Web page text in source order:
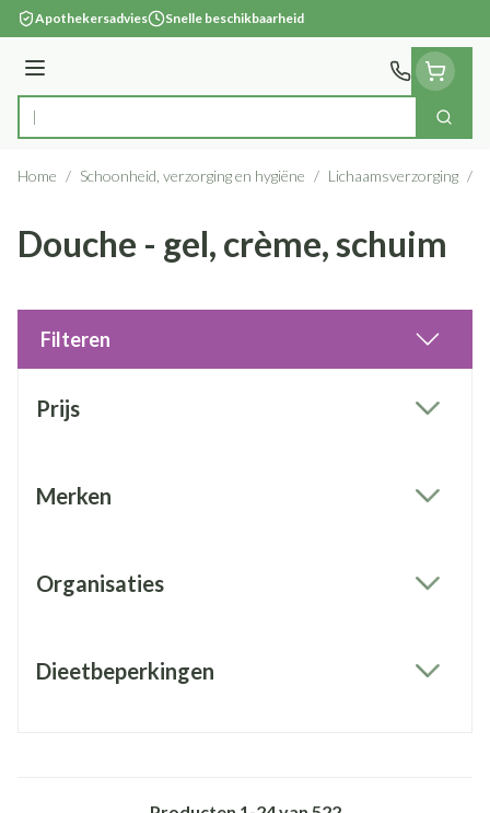
Ga naar de inhoud
Apothekersadvies Snelle beschikbaarheid
Menu
Product, merk, categorie... Zoek
Home / Schoonheid, verzorging en hygiëne / Lichaamsverzorging /
Douche - gel, crème, schuim
Filteren
Prijs
Merken
Organisaties
Dieetbeperkingen